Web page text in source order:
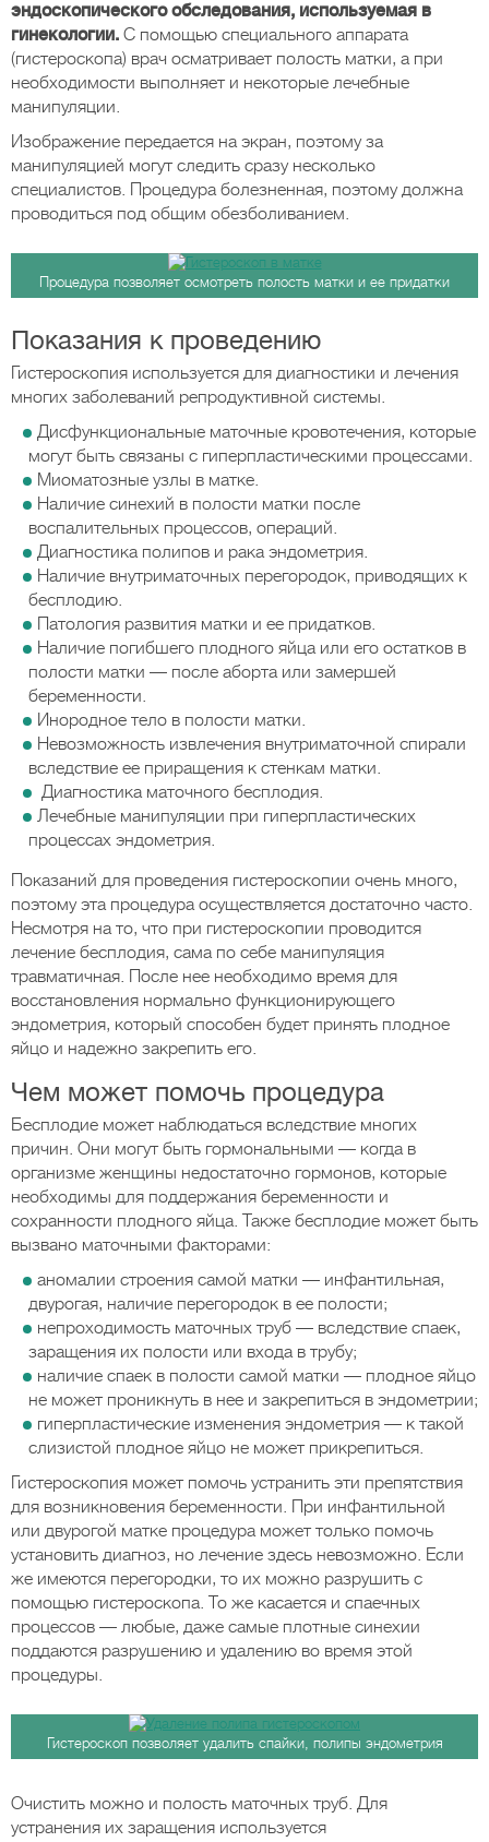
эндоскопического обследования, используемая в
гинекологии. С помощью специального аппарата
(гистероскопа) врач осматривает полость матки, а при
необходимости выполняет и некоторые лечебные
манипуляции.
Изображение передается на экран, поэтому за
манипуляцией могут следить сразу несколько
специалистов. Процедура болезненная, поэтому должна
проводиться под общим обезболиванием.
Процедура позволяет осмотреть полость матки и ее придатки
Показания к проведению
Гистероскопия используется для диагностики и лечения
многих заболеваний репродуктивной системы.
Дисфункциональные маточные кровотечения, которые
могут быть связаны с гиперпластическими процессами.
Миоматозные узлы в матке.
Наличие синехий в полости матки после
воспалительных процессов, операций.
Диагностика полипов и рака эндометрия.
Наличие внутриматочных перегородок, приводящих к
бесплодию.
Патология развития матки и ее придатков.
Наличие погибшего плодного яйца или его остатков в
полости матки — после аборта или замершей
беременности.
Инородное тело в полости матки.
Невозможность извлечения внутриматочной спирали
вследствие ее приращения к стенкам матки.
Диагностика маточного бесплодия.
Лечебные манипуляции при гиперпластических
процессах эндометрия.
Показаний для проведения гистероскопии очень много,
поэтому эта процедура осуществляется достаточно часто.
Несмотря на то, что при гистероскопии проводится
лечение бесплодия, сама по себе манипуляция
травматичная. После нее необходимо время для
восстановления нормально функционирующего
эндометрия, который способен будет принять плодное
яйцо и надежно закрепить его.
Чем может помочь процедура
Бесплодие может наблюдаться вследствие многих
причин. Они могут быть гормональными — когда в
организме женщины недостаточно гормонов, которые
необходимы для поддержания беременности и
сохранности плодного яйца. Также бесплодие может быть
вызвано маточными факторами:
аномалии строения самой матки — инфантильная,
двурогая, наличие перегородок в ее полости;
непроходимость маточных труб — вследствие спаек,
заращения их полости или входа в трубу;
наличие спаек в полости самой матки — плодное яйцо
не может проникнуть в нее и закрепиться в эндометрии;
гиперпластические изменения эндометрия — к такой
слизистой плодное яйцо не может прикрепиться.
Гистероскопия может помочь устранить эти препятствия
для возникновения беременности. При инфантильной
или двурогой матке процедура может только помочь
установить диагноз, но лечение здесь невозможно. Если
же имеются перегородки, то их можно разрушить с
помощью гистероскопа. То же касается и спаечных
процессов — любые, даже самые плотные синехии
поддаются разрушению и удалению во время этой
процедуры.
Гистероскоп позволяет удалить спайки, полипы эндометрия
Очистить можно и полость маточных труб. Для
устранения их заращения используется